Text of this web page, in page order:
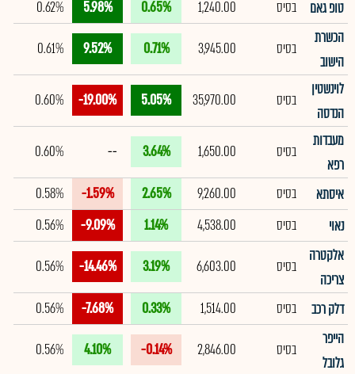
טופ גאם
בסיס 1,240.00
0.65%
5.98%
0.62%
הכשרת
הישוב
בסיס 3,945.00
0.71%
9.52%
0.61%
לוינשטין
הנדסה
בסיס 35,970.00
5.05%
-19.00%
0.60%
מעבדות
רפא
בסיס 1,650.00
3.64%
--
0.60%
איסתא בסיס 9,260.00
2.65%
-1.59%
0.58%
נאוי
בסיס 4,538.00
1.14%
-9.09%
0.56%
אלקטרה
צריכה
בסיס 6,603.00
3.19%
-14.46%
0.56%
דלק רכב בסיס 1,514.00
0.33%
-7.68%
0.56%
הייפר
גלובל
בסיס 2,846.00
-0.14%
4.10%
0.56%